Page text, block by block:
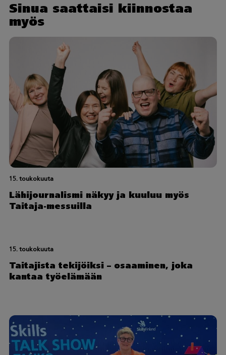
Sinua saattaisi kiinnostaa
myös
15. toukokuuta
Lähijournalismi näkyy ja kuuluu myös
Taitaja-messuilla
15. toukokuuta
Taitajista tekijöiksi – osaaminen, joka
kantaa työelämään